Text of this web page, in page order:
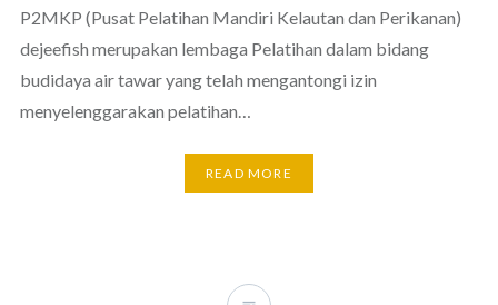
P2MKP (Pusat Pelatihan Mandiri Kelautan dan Perikanan)
dejeefish merupakan lembaga Pelatihan dalam bidang
budidaya air tawar yang telah mengantongi izin
menyelenggarakan pelatihan…
READ MORE